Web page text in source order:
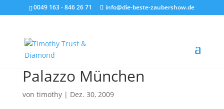
0049 163 - 846 26 71 info@die-beste-zaubershow.de
Palazzo München
von timothy| Dez. 30, 2009